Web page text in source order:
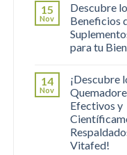
15
Nov
Descubre
Beneficios
para tu
14
Nov
¡Descubre
Efectivos y
Vitafed!